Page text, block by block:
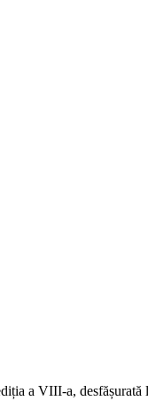
a VIII-a, desfășurată